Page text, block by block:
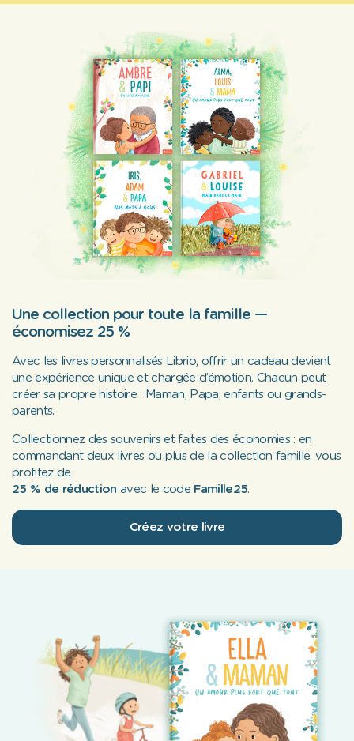
Une collection pour toute la famille —
économisez 25 %
Avec les livres personnalisés Librio, offrir un cadeau devient
une expérience unique et chargée d’émotion. Chacun peut
créer sa propre histoire : Maman, Papa, enfants ou grands-
parents.
Collectionnez des souvenirs et faites des économies : en
commandant deux livres ou plus de la collection famille, vous
profitez de
25 % de réduction avec le code Famille25.
Créez votre livre